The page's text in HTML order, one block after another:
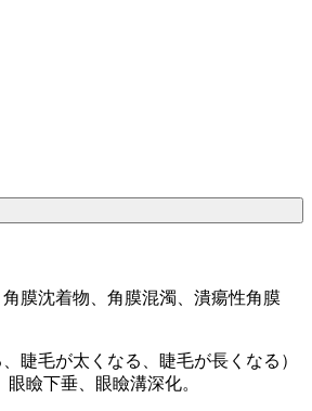
膜沈着物、角膜混濁、潰瘍性角膜
睫毛が太くなる、睫毛が長くなる）
瞼下垂、眼瞼溝深化。